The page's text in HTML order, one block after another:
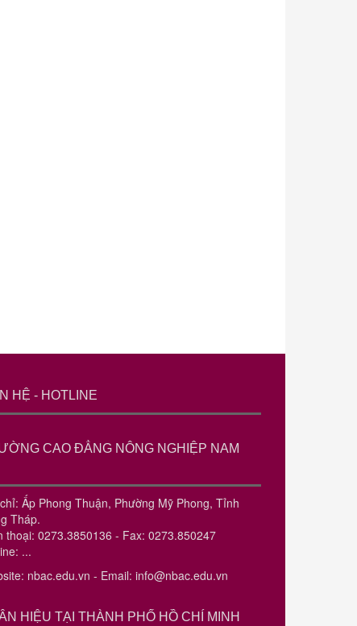
HỆ - HOTLINE
CAO ĐẲNG NÔNG NGHIỆP NAM
Ấp Phong Thuận, Phường Mỹ Phong, Tỉnh
Tháp.
thoại: 0273.3850136 - Fax: 0273.850247
...
nbac.edu.vn - Email: info@nbac.edu.vn
HIỆU TẠI THÀNH PHỐ HỒ CHÍ MINH